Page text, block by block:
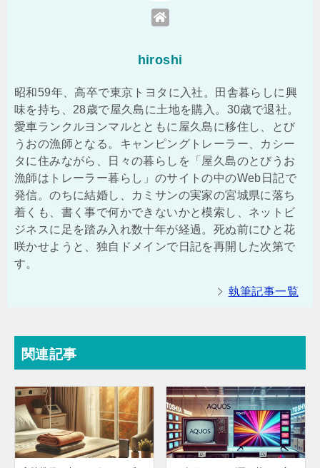
hiroshi
昭和59年、高卒で東京トヨタに入社。田舎暮らしに興
味を持ち、28歳で屋久島に土地を購入。30歳で退社。
愛車ランクルヨンマルとともに屋久島に移住し、とび
うおの漁師となる。キャンピングトレーラー、カシー
タに住みながら、日々の暮らしを「屋久島のとびうお
漁師はトレーラー暮らし」のサイトの中のWeb日記で
発信。のちに結婚し、カミサンの実家の宮城県に落ち
着くも、書く事で何かできないかと模索し、ネットビ
ジネスに足を踏み入れ数十年が経過。死ぬ前にひと花
咲かせようと、独自ドメインで日記を再開した次第で
す。
執筆記事一覧
関連記事